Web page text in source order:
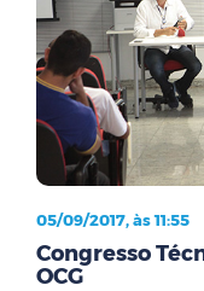
05/09/2017, às 11:55
Congresso
OCG